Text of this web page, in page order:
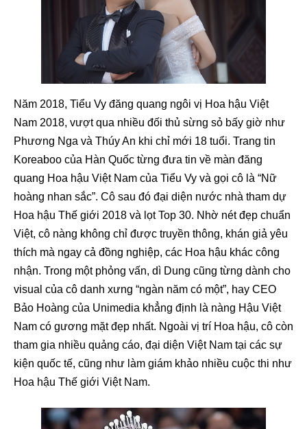
Năm 2018, Tiểu Vy đăng quang ngôi vị Hoa hậu Việt
Nam 2018, vượt qua nhiều đối thủ sừng sỏ bấy giờ như
Phương Nga và Thúy An khi chỉ mới 18 tuổi. Trang tin
Koreaboo của Hàn Quốc từng đưa tin về màn đăng
quang Hoa hậu Việt Nam của Tiểu Vy và gọi cô là “Nữ
hoàng nhan sắc”. Cô sau đó đại diện nước nhà tham dự
Hoa hậu Thế giới 2018 và lọt Top 30. Nhờ nét đẹp chuẩn
Việt, cô nàng không chỉ được truyền thông, khán giả yêu
thích mà ngay cả đồng nghiệp, các Hoa hậu khác công
nhận. Trong một phỏng vấn, dì Dung cũng từng dành cho
visual của cô danh xưng “ngàn năm có một”, hay CEO
Bảo Hoàng của Unimedia khẳng định là nàng Hậu Việt
Nam có gương mặt đẹp nhất. Ngoài vị trí Hoa hậu, cô còn
tham gia nhiều quảng cáo, đại diện Việt Nam tại các sự
kiện quốc tế, cũng như làm giám khảo nhiều cuộc thi như
Hoa hậu Thế giới Việt Nam.